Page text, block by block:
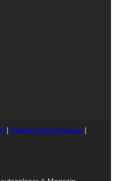
| Datenschutzerklärung |